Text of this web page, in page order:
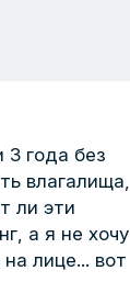
3 года без
влагалища,
ли эти
а я не хочу
лице... вот